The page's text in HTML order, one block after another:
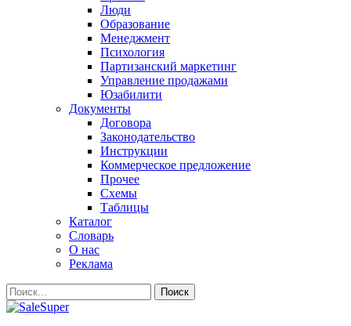
Люди
Образование
Менеджмент
Психология
Партизанский маркетинг
Управление продажами
Юзабилити
Документы
Договора
Законодательство
Инструкции
Коммерческое предложение
Прочее
Схемы
Таблицы
Каталог
Словарь
О нас
Реклама